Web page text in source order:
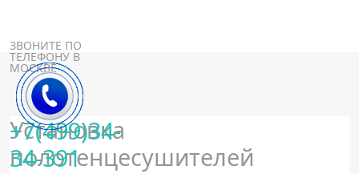
ЗВОНИТЕ ПО
ТЕЛЕФОНУ В
МОСКВЕ
+7(499)34-
34-391
Установка
полотенцесушителей